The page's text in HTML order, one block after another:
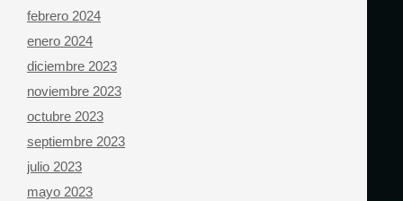
febrero 2024
enero 2024
diciembre 2023
noviembre 2023
octubre 2023
septiembre 2023
julio 2023
mayo 2023